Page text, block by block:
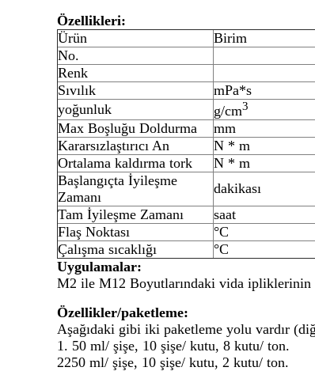
Özellikleri:
Ürün
Birim
No.
Renk
Sıvılık
mPa*s
yoğunluk
g/cm3
Max Boşluğu Doldurma
mm
Kararsızlaştırıcı An
N * m
Ortalama kaldırma tork
N * m
Başlangıçta İyileşme
Zamanı
dakikası
Tam İyileşme Zamanı
saat
Flaş Noktası
°C
Çalışma sıcaklığı
°C
Uygulamalar:
M2 ile M12 Boyutlarındaki vida
Özellikler/paketleme:
Aşağıdaki gibi iki paketleme yolu vardır
1. 50 ml/ şişe, 10 şişe/ kutu, 8 kutu/ ton.
2250 ml/ şişe, 10 şişe/ kutu, 2 kutu/ ton.